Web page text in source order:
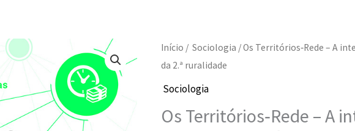
Início / Sociologia / Os Territórios‐Rede – A
da 2.ª ruralidade
Sociologia
Os Territórios‐Rede – A
O
original
O
atual
Quantidade
de
Os
Rede